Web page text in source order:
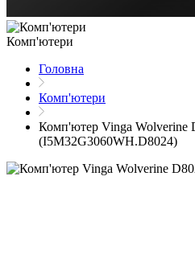
Комп'ютери
Головна
Комп'ютери
Комп'ютер Vinga Wolverine
(I5M32G3060WH.D8024)